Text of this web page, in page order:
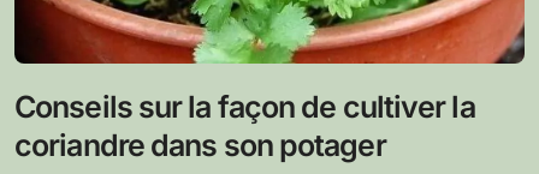
Conseils sur la façon de cultiver la
coriandre dans son potager